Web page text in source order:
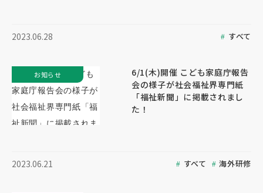
2023.06.28 すべて
6/1(木)開催 こども家庭庁報告
会の様子が社会福祉界専門紙
「福祉新聞」に掲載されまし
た！
2023.06.21 すべて 海外研修
お知らせ